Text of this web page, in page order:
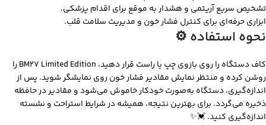
تشخیص سریع آریتمی و هشدار به موقع برای اقدام پزشکی.
ابزاری حرفه‌ای برای کنترل فشار خون و مدیریت سلامت قلب.
نحوه استفاده ⚙️
کاف دستگاه را روی بازوی چپ یا راست قرار دهید، BM27 Limited Edition را
روشن کرده و منتظر نمایش مقادیر فشار خون روی نمایشگر شوید. پس از
اندازه‌گیری، دستگاه به‌صورت خودکار خاموش می‌شود و مقادیر در حافظه
ذخیره می‌گردد. برای بهترین نتیجه، همیشه در شرایط استراحت و نشسته
اندازه‌گیری کنید. 💓✨